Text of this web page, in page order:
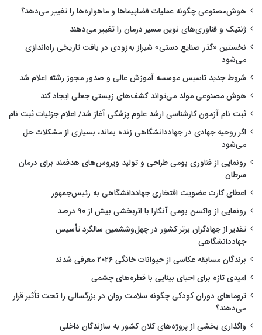
هوش‌مصنوعی چگونه عملیات فضاپیماها و ماهواره‌ها را تغییر می‌دهد؟
ژنتیک و فناوری‌های نوین مسیر درمان را تغییر می‌دهند
نخستین «گذر صنایع دستی» شیراز به‌زودی در بافت تاریخی راه‌اندازی
می‌شود
شروط جدید تاسیس موسسه آموزش عالی و صدور مجوز رشته اعلام شد
هوش مصنوعی مولد می‌تواند کشف‌های زیستی جعلی ایجاد کند
ثبت نام آزمون کارشناسی ارشد علوم پزشکی آغاز شد/ اعلام جزئیات ثبت نام
اگر روحیه جهادی در جهاددانشگاهی زنده بماند، بسیاری از مشکلات حل
می‌شود
رونمایی از فناوری بومی طراحی و تولید ویروس‌های هدفمند برای درمان
سرطان
اعطای کارت عضویت افتخاری جهاددانشگاهی به رئیس‌جمهور
رونمایی از واکسن بومی آنگارا با اثربخشی بیش از ۹۰ درصد
تقدیر از جهادگران برتر کشور در چهل‌وششمین سالگرد تأسیس
جهاددانشگاهی
برندگان مسابقه عکاسی از حیوانات خانگی ۲۰۲۶ معرفی شدند
امیدی تازه برای احیای بینایی با قطره‌های چشمی
تروماهای دوران کودکی چگونه سلامت روان در بزرگسالی را تحت تأثیر قرار
می‌دهند؟
واگذاری بخشی از پروژه‌های کلان کشور به سازندگان داخلی